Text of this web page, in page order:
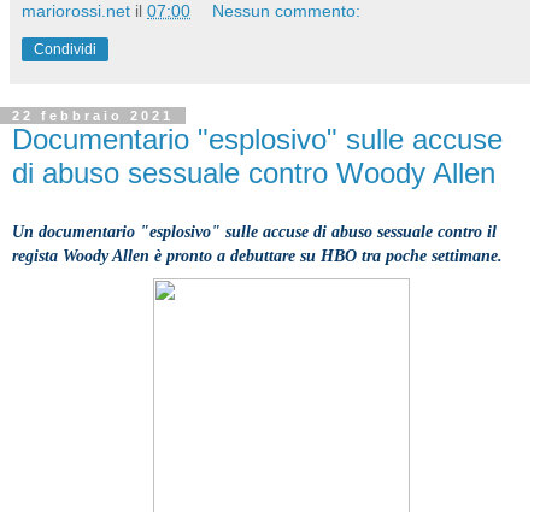
mariorossi.net il 07:00 Nessun commento:
Condividi
22 febbraio 2021
Documentario "esplosivo" sulle accuse
di abuso sessuale contro Woody Allen
Un documentario "esplosivo" sulle accuse di abuso sessuale contro il
regista Woody Allen è pronto a debuttare su HBO tra poche settimane.